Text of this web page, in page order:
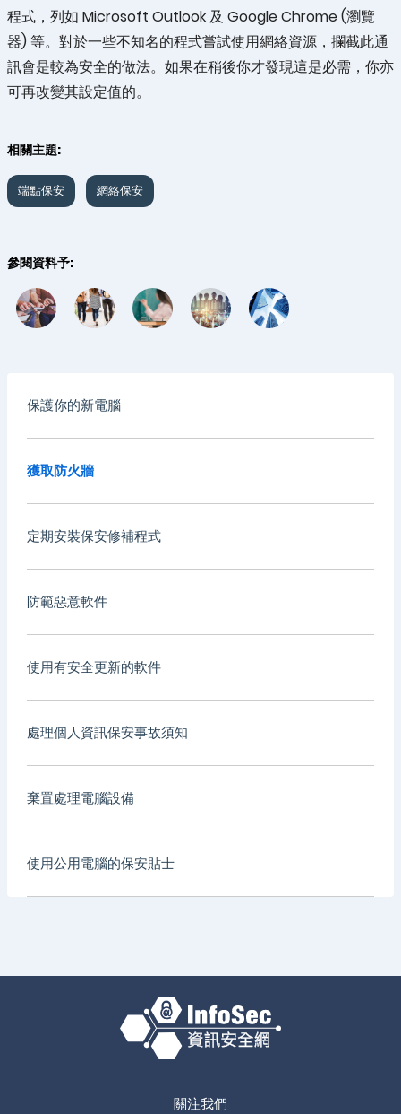
保護你的新電腦
獲取防火牆
定期安裝保安修補程式
防範惡意軟件
使用有安全更新的軟件
處理個人資訊保安事故須知
棄置處理電腦設備
使用公用電腦的保安貼士
程式，列如 Microsoft Outlook 及 Google Chrome (瀏覽
器) 等。對於一些不知名的程式嘗試使用網絡資源，攔截此通
訊會是較為安全的做法。如果在稍後你才發現這是必需，你亦
可再改變其設定值的。
相關主題:
端點保安 網絡保安
參閱資料予:
關注我們